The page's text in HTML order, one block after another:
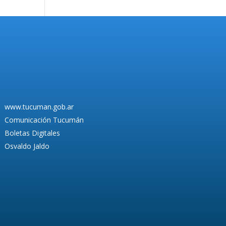
www.tucuman.gob.ar
Comunicación Tucumán
Boletas Digitales
Osvaldo Jaldo